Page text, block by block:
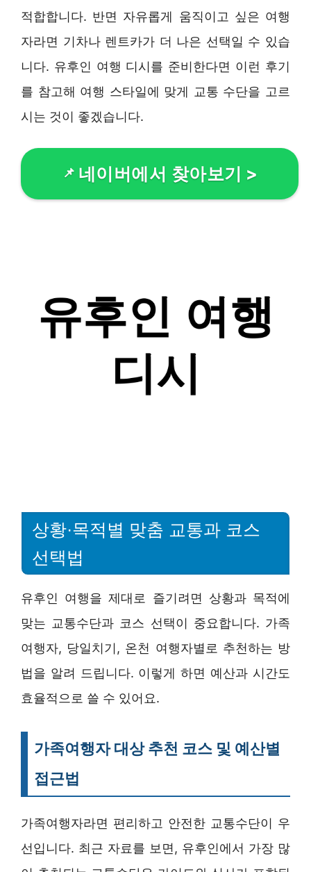
적합합니다. 반면 자유롭게 움직이고 싶은 여행
자라면 기차나 렌트카가 더 나은 선택일 수 있습
니다. 유후인 여행 디시를 준비한다면 이런 후기
를 참고해 여행 스타일에 맞게 교통 수단을 고르
시는 것이 좋겠습니다.
네이버에서 찾아보기 >
상황·목적별 맞춤 교통과 코스
선택법
유후인 여행을 제대로 즐기려면 상황과 목적에
맞는 교통수단과 코스 선택이 중요합니다. 가족
여행자, 당일치기, 온천 여행자별로 추천하는 방
법을 알려 드립니다. 이렇게 하면 예산과 시간도
효율적으로 쓸 수 있어요.
가족여행자 대상 추천 코스 및 예산별
접근법
가족여행자라면 편리하고 안전한 교통수단이 우
선입니다. 최근 자료를 보면, 유후인에서 가장 많